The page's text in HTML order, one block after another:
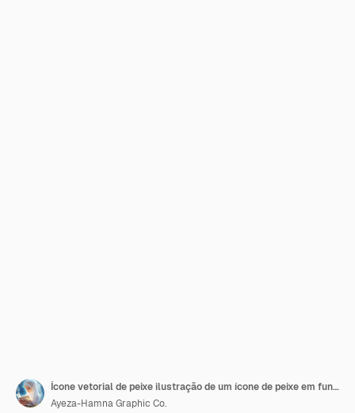
Ícone vetorial de peixe ilustração de um ícone de peixe em fundo branco
Ayeza-Hamna Graphic Co.